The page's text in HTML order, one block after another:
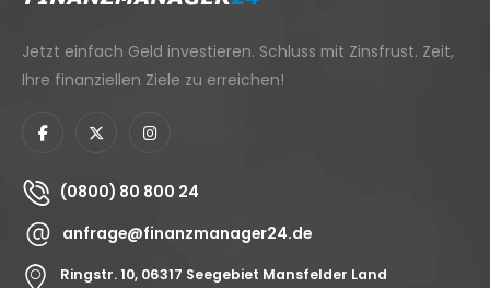
Jetzt einfach Geld investieren. Schluss mit Zinsfrust. Zeit,
Ihre finanziellen Ziele zu erreichen!
(0800) 80 800 24
anfrage@finanzmanager24.de
Ringstr. 10, 06317 Seegebiet Mansfelder Land